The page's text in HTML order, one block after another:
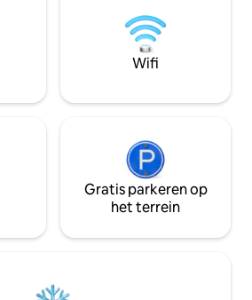
werkt, deze
heeft alles wat
eigentijds
ontspannen en
wordt gecreëerd
of ontspanning
Wifi
Gratis parkeren op
het terrein